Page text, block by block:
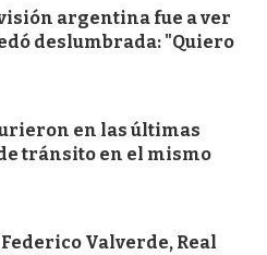
argentina fue a ver
deslumbrada: "Quiero
en las últimas
tránsito en el mismo
Valverde, Real